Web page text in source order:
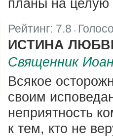
планы на целую
Рейтинг: 7.8
ИСТИНА
Священник
Всякое
своим
неприятность
к тем, кто не